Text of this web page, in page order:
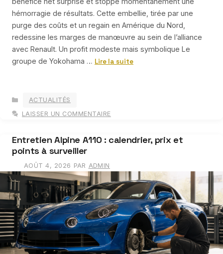
hémorragie de résultats. Cette embellie, tirée par une
purge des coûts et un regain en Amérique du Nord,
redessine les marges de manœuvre au sein de l’alliance
avec Renault. Un profit modeste mais symbolique Le
groupe de Yokohama … Lire la suite
ACTUALITÉS
LAISSER UN COMMENTAIRE
Entretien Alpine A110 : calendrier, prix et
points à surveiller
AOÛT 4, 2026 PAR ADMIN